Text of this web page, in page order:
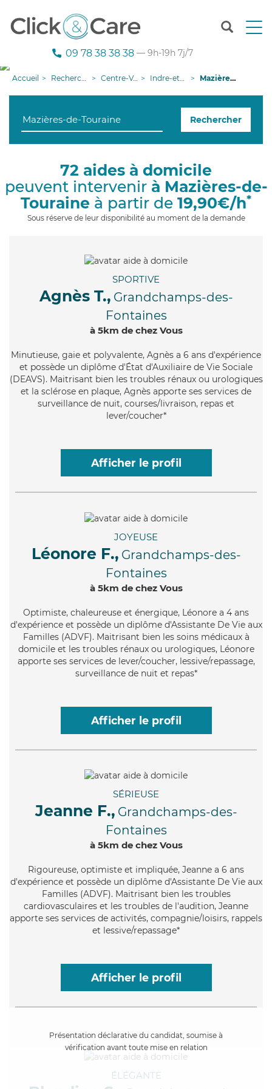
T
n
g
i
09 78 38 38 38 — 9h-19h 7j/7
Accueil Recherche aide à domicile Centre-Val de Loire Indre-et-Loire Mazières-de-Touraine
Rechercher
72 aides à domicile
peuvent intervenir à Mazières-de-
Touraine à partir de 19,90€/h*
Sous réserve de leur disponibilité au moment de la demande
SPORTIVE
Agnès T., Grandchamps-des-
Fontaines
à 5km de chez Vous
Minutieuse, gaie et polyvalente, Agnès a 6 ans d'expérience
et possède un diplôme d'État d'Auxiliaire de Vie Sociale
(DEAVS). Maitrisant bien les troubles rénaux ou urologiques
et la sclérose en plaque, Agnès apporte ses services de
surveillance de nuit, courses/livraison, repas et
lever/coucher*
Afficher le profil
JOYEUSE
Léonore F., Grandchamps-des-
Fontaines
à 5km de chez Vous
Optimiste, chaleureuse et énergique, Léonore a 4 ans
d'expérience et possède un diplôme d'Assistante De Vie aux
Familles (ADVF). Maitrisant bien les soins médicaux à
domicile et les troubles rénaux ou urologiques, Léonore
apporte ses services de lever/coucher, lessive/repassage,
surveillance de nuit et repas*
Afficher le profil
SÉRIEUSE
Jeanne F., Grandchamps-des-
Fontaines
à 5km de chez Vous
Rigoureuse, optimiste et impliquée, Jeanne a 6 ans
d'expérience et possède un diplôme d'Assistante De Vie aux
Familles (ADVF). Maitrisant bien les troubles
cardiovasculaires et les troubles de l'audition, Jeanne
apporte ses services de activités, compagnie/loisirs, rappels
et lessive/repassage*
Afficher le profil
Présentation déclarative du candidat, soumise à
vérification avant toute mise en relation
ÉLÉGANTE